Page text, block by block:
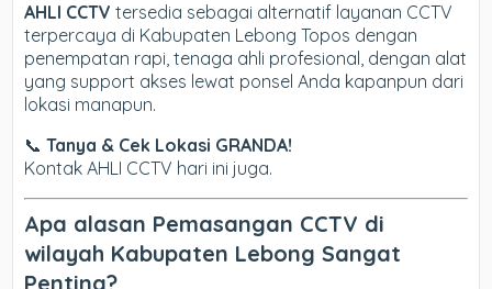
AHLI CCTV tersedia sebagai alternatif layanan CCTV
terpercaya di Kabupaten Lebong Topos dengan
penempatan rapi, tenaga ahli profesional, dengan alat
yang support akses lewat ponsel Anda kapanpun dari
lokasi manapun.
📞Tanya & Cek Lokasi GRANDA!
Kontak AHLI CCTV hari ini juga.
Apa alasan Pemasangan CCTV di
wilayah Kabupaten Lebong Sangat
Penting?